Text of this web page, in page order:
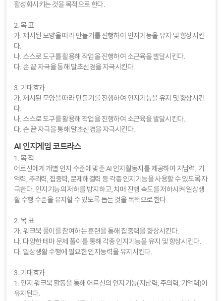
활성화시키는 것을 목적으로 한다.
2. 목 표
가. 제시된 모양을 따라 만들기를 진행하여 인지기능을 유지 및 향상시킨
다.
나. 스스로 도구를 활용해 작업을 진행하여 소근육을 발달시킨다.
다. 손 끝 자극을 통해 말초신경을 자극시킨다.
3. 기대효과
가. 제시된 모양을 따라 만들기를 진행하여 인지기능을 유지 및 향상시킨
다.
나. 스스로 도구를 활용해 작업을 진행하여 소근육을 발달시킨다.
다. 손 끝 자극을 통해 말초신경을 자극시킨다.
AI 인지게임 코트라스
1. 목 적
어르신에게 개별 인지 수준에 맞춘 AI 인지활동지를 제공하여 지남력, 기
억력, 추리력, 집중력, 문제해결력 등 각종 인지기능을 사용할 수 있도록 자
극한다. 인지기능의 저하를 방지하고, 치매 진행 속도를 저하시켜 일상생
활 수행 수준을 유지할 수 있도록 돕는 것을 목적으로 한다.
2. 목 표
가. 워크북 풀이를 참여하는 훈련을 통해 집중력을 향상시킨다.
나. 다양한 테마 문제 풀이를 통해 각종 인지기능을 유지 및 향상시킨다.
다. 일상생활 수행에 필요한 인지능력을 유지시킨다.
3. 기대효과
1. 인지 워크북 활동을 통해 어르신의 인지기능(지남력, 주의력, 기억력)이
유지된다.